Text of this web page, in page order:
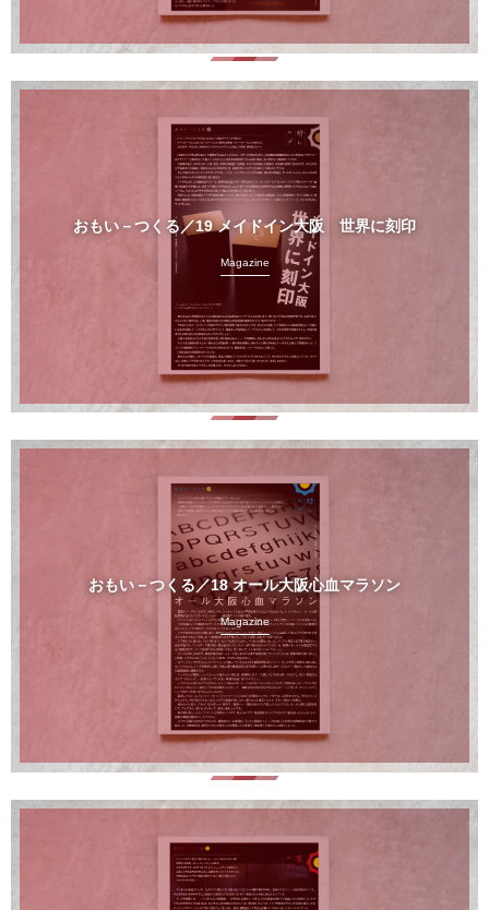
おもい－つくる／19 メイドイン大阪 世界に刻印
Magazine
おもい－つくる／18 オール大阪心血マラソン
Magazine